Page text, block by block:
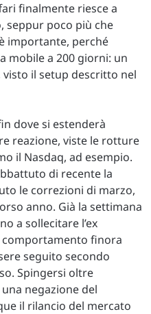
finalmente riesce a
seppur poco più che
importante, perché
mobile a 200 giorni: un
il setup descritto nel
dove si estenderà
reazione, viste le rotture
il Nasdaq, ad esempio.
di recente la
le correzioni di marzo,
anno. Già la settimana
a sollecitare l’ex
finora
seguito secondo
Spingersi oltre
negazione del
il rilancio del mercato